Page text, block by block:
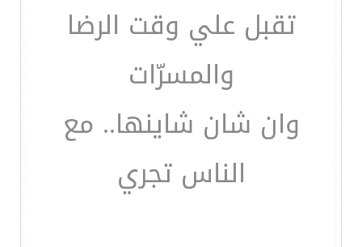
تقبل علي وقت الرضا
والمسرّات
وان شان شاينها.. مع
الناس تجري